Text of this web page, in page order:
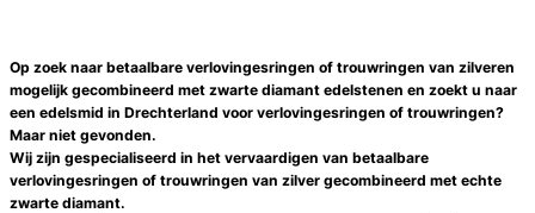
Op zoek naar betaalbare verlovingesringen of trouwringen van zilveren
mogelijk gecombineerd met zwarte diamant edelstenen en zoekt u naar
een edelsmid in Drechterland voor verlovingesringen of trouwringen?
Maar niet gevonden.
Wij zijn gespecialiseerd in het vervaardigen van betaalbare
verlovingesringen of trouwringen van zilver gecombineerd met echte
zwarte diamant.